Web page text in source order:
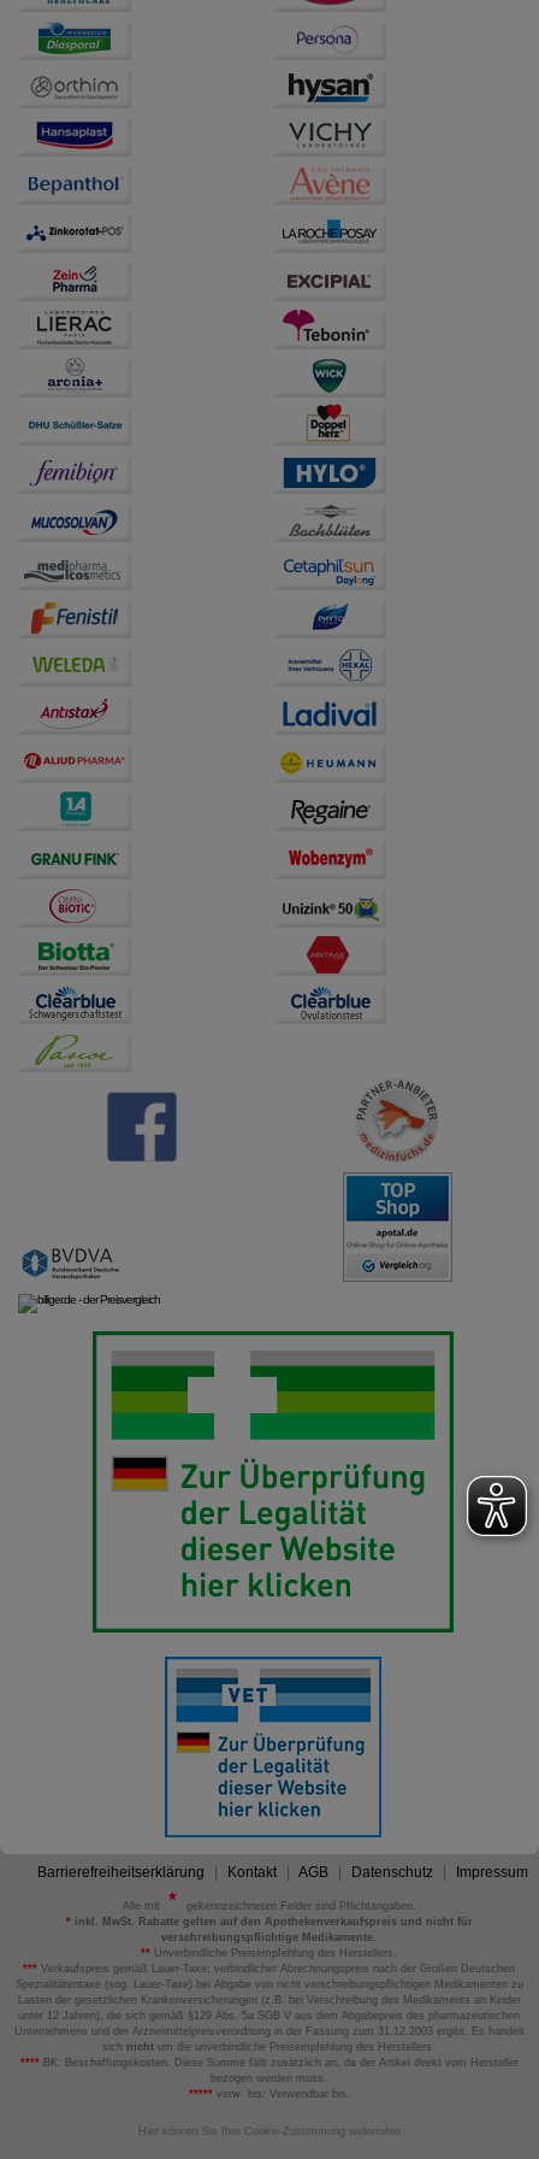
Website weiter für Sie optimieren können, den Inhalt
auf unserer Website aber auch die Werbung auf
Drittseiten möglichst relevant für Sie zu gestalten.
Bitte beachten Sie, dass Daten hierfür teilweise an
Dritte wie z.B. Google oder soziale Medien
Barrierefreiheitserklärung Kontakt AGB Datenschutz Impressum
Alle mit
gekennzeichneten Felder sind Pflichtangaben.
*inkl. MwSt. Rabatte gelten auf den Apothekenverkaufspreis und nicht für
verschreibungspflichtige Medikamente.
** Unverbindliche Preisempfehlung des Herstellers.
*** Verkaufspreis gemäß Lauer-Taxe; verbindlicher Abrechnungspreis nach der Großen Deutschen
Spezialitätentaxe (sog. Lauer-Taxe) bei Abgabe von nicht verschreibungspflichtigen Medikamenten zu
Lasten der gesetzlichen Krankenversicherungen (z.B. bei Verschreibung des Medikaments an Kinder
unter 12 Jahren), die sich gemäß §129 Abs. 5a SGB V aus dem Abgabepreis des pharmazeutischen
Unternehmens und der Arzneimittelpreisverordnung in der Fassung zum 31.12.2003 ergibt. Es handelt
sich nicht um die unverbindliche Preisempfehlung des Herstellers.
****BK: Beschaffungskosten. Diese Summe fällt zusätzlich an, da der Artikel direkt vom Hersteller
bezogen werden muss.
*****verw. bis: Verwendbar bis.
Hier können Sie Ihre Cookie-Zustimmung widerrufen